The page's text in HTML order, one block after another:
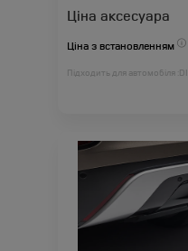
(2021-)
Ціна аксесуара
Ціна з встановленням
Підходить для автомобіля :